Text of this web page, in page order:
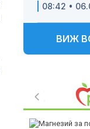
08:42 •
ВИЖ